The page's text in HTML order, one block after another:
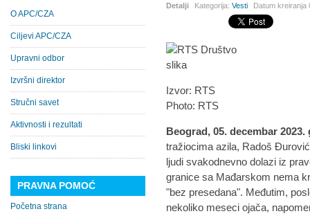
Detalji Kategorija:Vesti Datum kreiranja
Izvor: RTS
Photo: RTS
Beograd, 05. decembar 2023.
tražiocima azila, Radoš
ljudi svakodnevno dolazi iz
granice sa Mađarskom nema
"bez presedana". Međutim,
nekoliko meseci ojača,
O APC/CZA
Ciljevi APC/CZA
Upravni odbor
Izvršni direktor
Stručni savet
Aktivnosti i rezultati
Bliski linkovi
PRAVNA POMOĆ
Početna strana